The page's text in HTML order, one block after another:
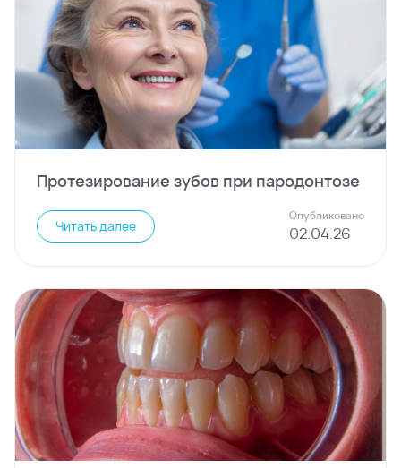
Протезирование зубов при пародонтозе
Читать далее
Опубликовано
02.04.26